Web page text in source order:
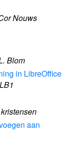
Nouws
Blom
in LibreOffice
aan